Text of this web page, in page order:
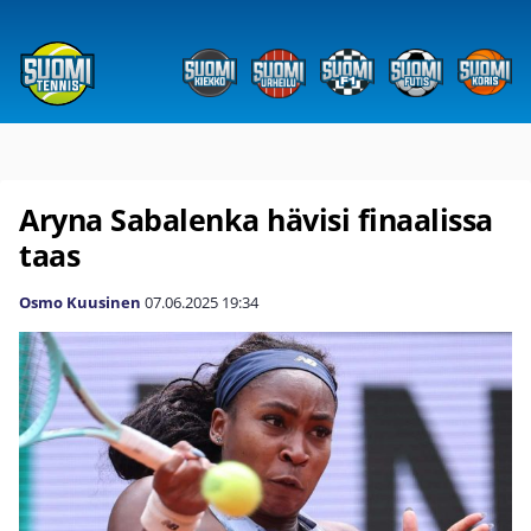
Aryna Sabalenka hävisi finaalissa
taas
Osmo Kuusinen 07.06.2025 19:34